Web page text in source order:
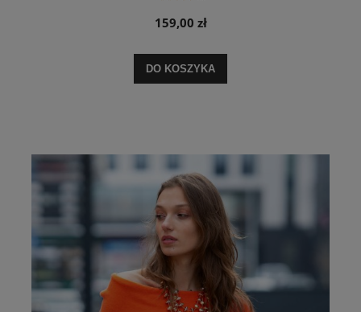
159,00 zł
DO KOSZYKA